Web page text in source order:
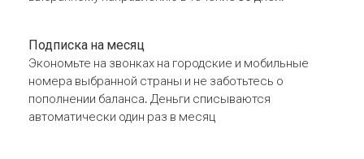
Подписка на месяц
Экономьте на звонках на городские и мобильные
номера выбранной страны и не заботьтесь о
пополнении баланса. Деньги списываются
автоматически один раз в месяц